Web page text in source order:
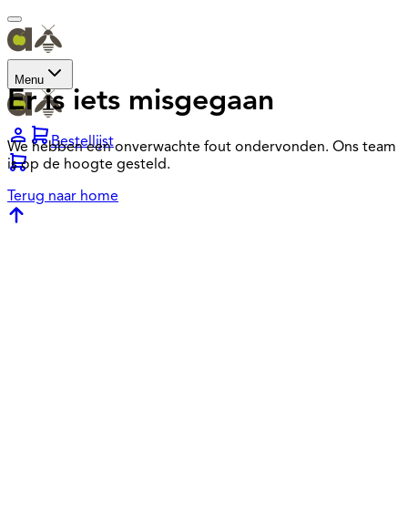
Menu
Bestellijst
Er is iets misgegaan
We hebben een onverwachte fout ondervonden. Ons team
is op de hoogte gesteld.
Terug naar home